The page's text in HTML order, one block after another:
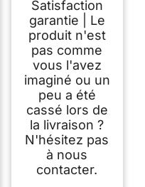
Satisfaction
garantie | Le
produit n'est
pas comme
vous l'avez
imaginé ou un
peu a été
cassé lors de
la livraison ?
N'hésitez pas
à nous
contacter.